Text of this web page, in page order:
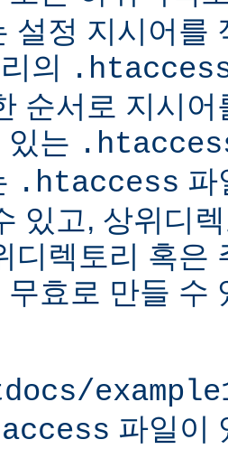
설정 지시어를
의
순서로 지시
있는
.htaccess 파
있고, 상위디
디렉토리 혹은
무효로 만들 수
파일이